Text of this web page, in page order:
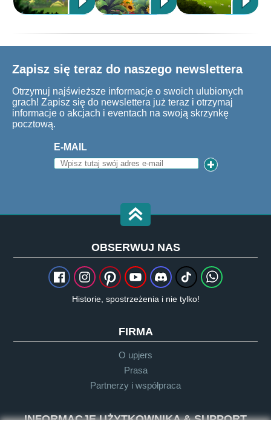
Zapisz się teraz do naszego newslettera
Otrzymuj najświeższe informacje o swoich ulubionych
grach! Zapisz się do newslettera już teraz i otrzymaj
informacje o akcjach i eventach na swoją skrzynkę
pocztową.
E-MAIL
OBSERWUJ NAS
Historie, spostrzeżenia i nie tylko!
FIRMA
O upjers
Prasa
Partnerzy i współpraca
INFORMACJE UŻYTKOWNIKA & SUPPORT